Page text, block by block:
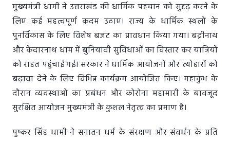
मुख्यमंत्री धामी ने उत्तराखंड की धार्मिक पहचान को सुदृढ़ करने के
लिए कई महत्वपूर्ण कदम उठाए। राज्य के धार्मिक स्थलों के
पुनर्विकास के लिए विशेष बजट का प्रावधान किया गया। बद्रीनाथ
और केदारनाथ धाम में बुनियादी सुविधाओं का विस्तार कर यात्रियों
को राहत पहुंचाई गई। सरकार ने धार्मिक आयोजनों और त्योहारों को
बढ़ावा देने के लिए विभिन्न कार्यक्रम आयोजित किए। महाकुंभ के
दौरान व्यवस्थाओं का प्रबंधन और कोरोना महामारी के बावजूद
सुरक्षित आयोजन मुख्यमंत्री के कुशल नेतृत्व का प्रमाण है।
पुष्कर सिंह धामी ने सनातन धर्म के संरक्षण और संवर्धन के प्रति